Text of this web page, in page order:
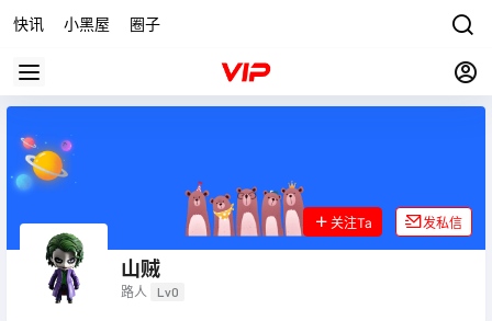
快讯 小黑屋 圈子
山贼
路人 Lv0
关注Ta 发私信